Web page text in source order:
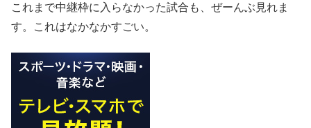
これまで中継枠に入らなかった試合も、ぜーんぶ見れま
す。これはなかなかすごい。